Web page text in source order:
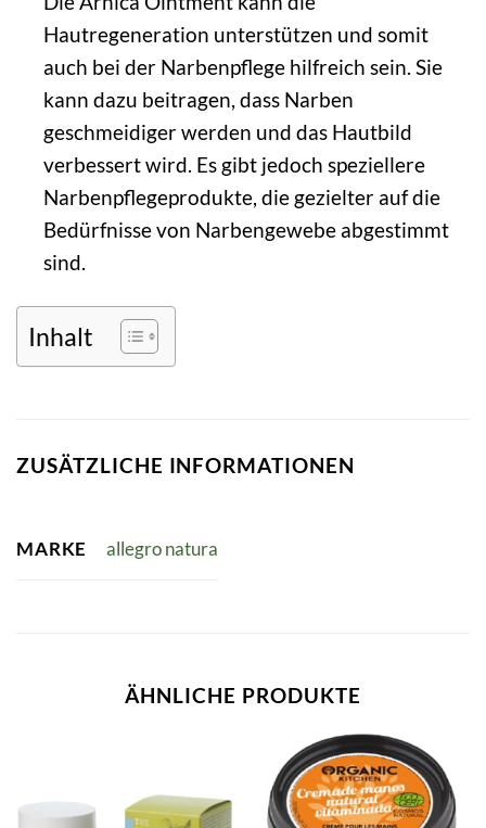
Hautregeneration unterstützen und somit
auch bei der Narbenpflege hilfreich sein. Sie
kann dazu beitragen, dass Narben
geschmeidiger werden und das Hautbild
verbessert wird. Es gibt jedoch speziellere
Narbenpflegeprodukte, die gezielter auf die
Bedürfnisse von Narbengewebe abgestimmt
sind.
Inhalt
ZUSÄTZLICHE INFORMATIONEN
MARKE allegro natura
ÄHNLICHE PRODUKTE